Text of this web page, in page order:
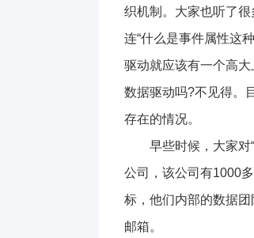
织机制。大家也听了
连“什么是事件属性这
驱动就应该有一个高
数据驱动吗?不见得。
存在的情况。
早些时候，大家对
公司，该公司有1000
标，他们内部的数据
邮箱。